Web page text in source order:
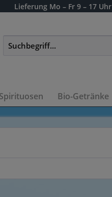
Lieferung Mo – Fr 9 – 17 Uhr
Spirituosen Bio-Getränke